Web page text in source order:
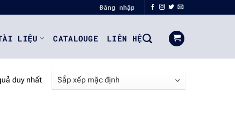
Đăng nhập
LIỆU CATALOUGE LIÊN HỆ
duy nhất